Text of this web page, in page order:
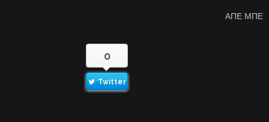
ΑΠΕ ΜΠΕ
0
Twitter